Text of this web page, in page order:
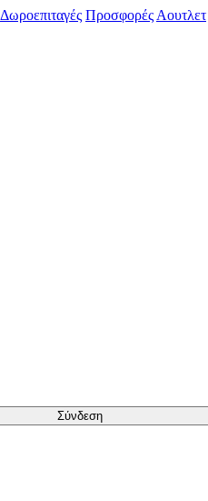
Δωροεπιταγές Προσφορές Αουτλετ
Σύνδεση